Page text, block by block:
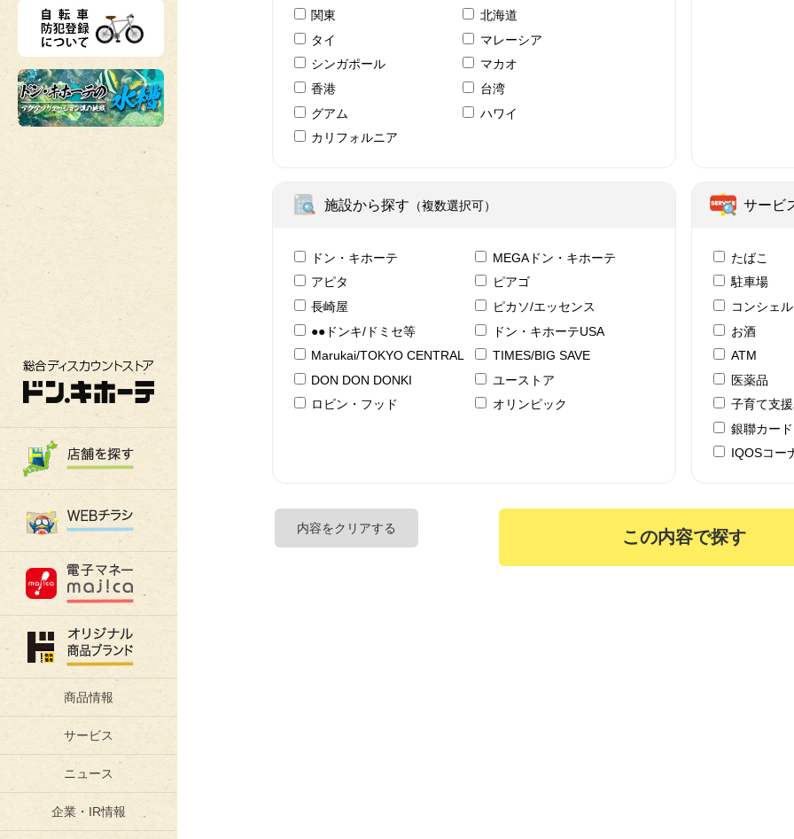
総合ディスカウントストア ドン・キホーテ
商品情報
サービス
ニュース
企業・IR情報
関東
北海道
タイ
マレーシア
シンガポール
マカオ
香港
台湾
グアム
ハワイ
カリフォルニア
施設から探す （複数選択可）
ドン・キホーテ
MEGAドン・キホーテ
アピタ
ピアゴ
長崎屋
ピカソ/エッセンス
●●ドンキ/ドミセ等
ドン・キホーテUSA
Marukai/TOKYO CENTRAL
TIMES/BIG SAVE
DON DON DONKI
ユーストア
ロビン・フッド
オリンピック
サービ
たばこ
駐車場
コンシェ
お酒
ATM
医薬品
子育て支
銀聯カード
IQOSコー